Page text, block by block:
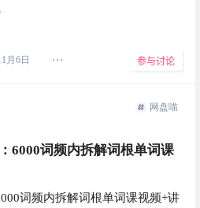
月6日 参与讨论
网盘喵
6000词频内拆解词根单词课
词频内拆解词根单词课视频+讲